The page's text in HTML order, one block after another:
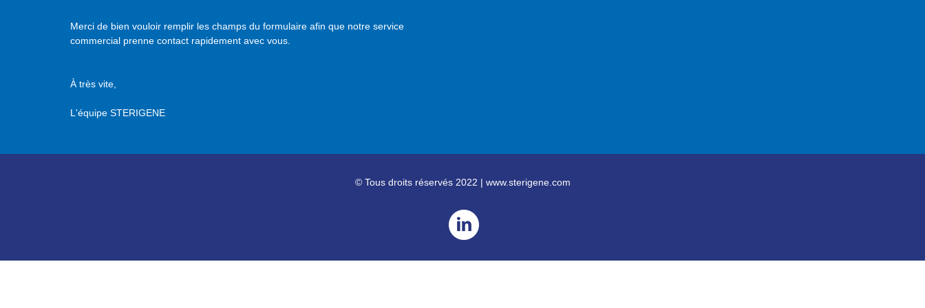
Merci de bien vouloir remplir les champs du formulaire afin que notre service
commercial prenne contact rapidement avec vous.
À très vite,
L'équipe STERIGENE
© Tous droits réservés 2022 | www.sterigene.com